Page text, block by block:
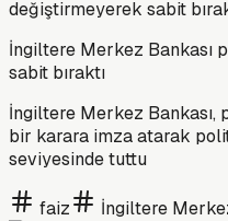
İngiltere Merkez Bankası
sabit bıraktı
İngiltere Merkez
bir karara imza atarak
seviyesinde tuttu
faiz İngiltere